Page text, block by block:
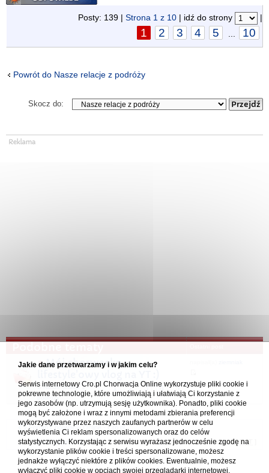
Posty: 139 | Strona 1 z 10 | idź do strony |
1 2 3 4 5 10
Powrót do Nasze relacje z podróży
Skocz do:
Mój chorwacko-
1 2 3 4 5
wNasze relacje z
podróży
05.06.2024 20:19
Forum Chorwacja Online - Cro.pl
Usuń ciasteczka• Strefa czasowa: UTC + 1 (Polska - czas zimowy) [ DST
Jakie dane przetwarzamy i w jakim celu?
Serwis internetowy Cro.pl Chorwacja Online wykorzystuje pliki cookie i
pokrewne technologie, które umożliwiają i ułatwiają Ci korzystanie z
jego zasobów (np. utrzymują sesję użytkownika). Ponadto, pliki cookie
mogą być założone i wraz z innymi metodami zbierania preferencji
wykorzystywane przez naszych zaufanych partnerów w celu
wyświetlenia Ci reklam spersonalizowanych oraz do celów
statystycznych. Korzystając z serwisu wyrażasz jednocześnie zgodę na
wykorzystanie plików cookie i treści spersonalizowane, możesz
jednakże wyłączyć niektóre z plików cookies. Ewentualnie, możesz
wyłączyć pliki cookie w opcjach swojej przeglądarki internetowej.